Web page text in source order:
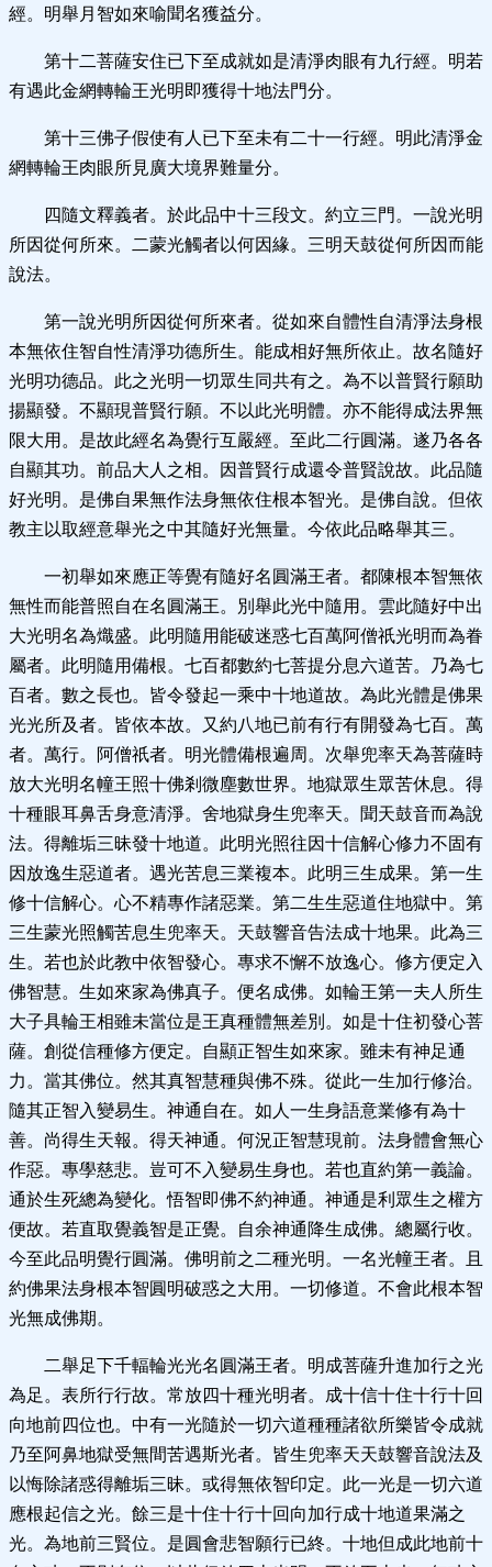
經。明舉月智如來喻聞名獲益分。
第十二菩薩安住已下至成就如是清淨肉眼有九行經。明若
有遇此金網轉輪王光明即獲得十地法門分。
第十三佛子假使有人已下至未有二十一行經。明此清淨金
網轉輪王肉眼所見廣大境界難量分。
四隨文釋義者。於此品中十三段文。約立三門。一說光明
所因從何所來。二蒙光觸者以何因緣。三明天鼓從何所因而能
說法。
第一說光明所因從何所來者。從如來自體性自清淨法身根
本無依住智自性清淨功德所生。能成相好無所依止。故名隨好
光明功德品。此之光明一切眾生同共有之。為不以普賢行願助
揚顯發。不顯現普賢行願。不以此光明體。亦不能得成法界無
限大用。是故此經名為覺行互嚴經。至此二行圓滿。遂乃各各
自顯其功。前品大人之相。因普賢行成還令普賢說故。此品隨
好光明。是佛自果無作法身無依住根本智光。是佛自說。但依
教主以取經意舉光之中其隨好光無量。今依此品略舉其三。
一初舉如來應正等覺有隨好名圓滿王者。都陳根本智無依
無性而能普照自在名圓滿王。別舉此光中隨用。雲此隨好中出
大光明名為熾盛。此明隨用能破迷惑七百萬阿僧祇光明而為眷
屬者。此明隨用備根。七百都數約七菩提分息六道苦。乃為七
百者。數之長也。皆令發起一乘中十地道故。為此光體是佛果
光光所及者。皆依本故。又約八地已前有行有開發為七百。萬
者。萬行。阿僧祇者。明光體備根遍周。次舉兜率天為菩薩時
放大光明名幢王照十佛剎微塵數世界。地獄眾生眾苦休息。得
十種眼耳鼻舌身意清淨。舍地獄身生兜率天。聞天鼓音而為說
法。得離垢三昧發十地道。此明光照往因十信解心修力不固有
因放逸生惡道者。遇光苦息三業複本。此明三生成果。第一生
修十信解心。心不精專作諸惡業。第二生生惡道住地獄中。第
三生蒙光照觸苦息生兜率天。天鼓響音告法成十地果。此為三
生。若也於此教中依智發心。專求不懈不放逸心。修方便定入
佛智慧。生如來家為佛真子。便名成佛。如輪王第一夫人所生
大子具輪王相雖未當位是王真種體無差別。如是十住初發心菩
薩。創從信種修方便定。自顯正智生如來家。雖未有神足通
力。當其佛位。然其真智慧種與佛不殊。從此一生加行修治。
隨其正智入變易生。神通自在。如人一生身語意業修有為十
善。尚得生天報。得天神通。何況正智慧現前。法身體會無心
作惡。專學慈悲。豈可不入變易生身也。若也直約第一義論。
通於生死總為變化。悟智即佛不約神通。神通是利眾生之權方
便故。若直取覺義智是正覺。自余神通降生成佛。總屬行收。
今至此品明覺行圓滿。佛明前之二種光明。一名光幢王者。且
約佛果法身根本智圓明破惑之大用。一切修道。不會此根本智
光無成佛期。
二舉足下千輻輪光光名圓滿王者。明成菩薩升進加行之光
為足。表所行行故。常放四十種光明者。成十信十住十行十回
向地前四位也。中有一光隨於一切六道種種諸欲所樂皆令成就
乃至阿鼻地獄受無間苦遇斯光者。皆生兜率天天鼓響音說法及
以悔除諸惑得離垢三昧。或得無依智印定。此一光是一切六道
應根起信之光。餘三是十住十行十回向加行成十地道果滿之
光。為地前三賢位。是圓會悲智願行已終。十地但成此地前十